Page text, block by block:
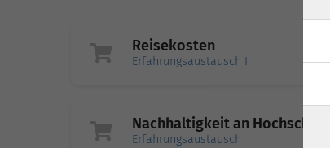
Reisekosten
Erfahrungsaustausch I
Nachhaltigkeit an Hochschulen
Erfahrungsaustausch